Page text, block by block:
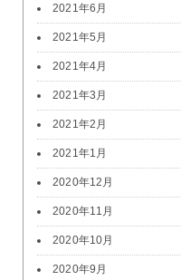
2021年6月
2021年5月
2021年4月
2021年3月
2021年2月
2021年1月
2020年12月
2020年11月
2020年10月
2020年9月